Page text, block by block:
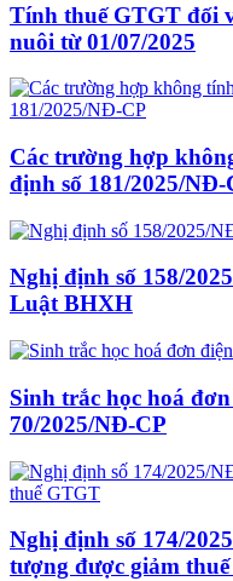
Tính thuế GTGT đối
nuôi từ 01/07/2025
Các trường hợp
định số 181/2025/NĐ-
Nghị định số 158/
Luật BHXH
Sinh trắc học hoá
70/2025/NĐ-CP
Nghị định số 174/
tượng được giảm